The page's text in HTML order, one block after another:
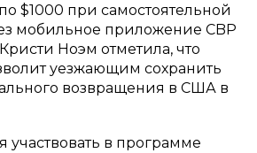
$1000 при самостоятельной
мобильное приложение CBP
Ноэм отметила, что
уезжающим сохранить
возвращения в США в
участвовать в программе